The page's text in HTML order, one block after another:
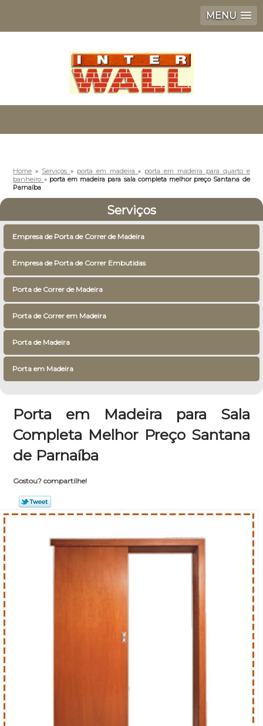
MENU
Home » Serviços» porta em madeira» porta em madeira para quarto e
banheiro » porta em madeira para sala completa melhor preço Santana de
Parnaíba
Serviços
Empresa de Porta de Correr de Madeira
Empresa de Porta de Correr Embutidas
Porta de Correr de Madeira
Porta de Correr em Madeira
Porta de Madeira
Porta em Madeira
Porta em Madeira para Sala
Completa Melhor Preço Santana
de Parnaíba
Gostou? compartilhe!